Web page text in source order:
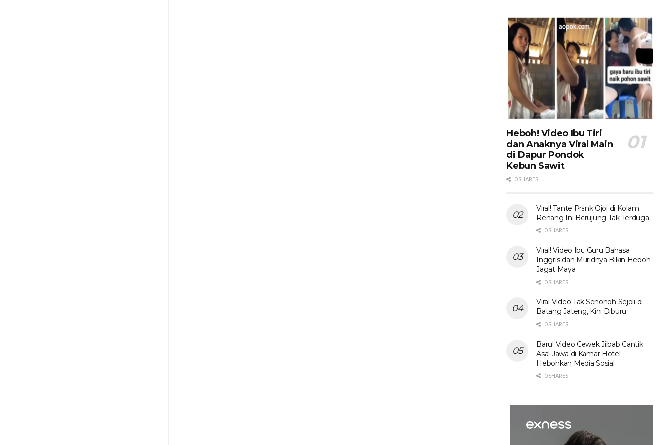
Heboh! Video Ibu Tiri
dan Anaknya Viral Main
di Dapur Pondok
Kebun Sawit
0 SHARES
Viral! Tante Prank Ojol di Kolam
Renang Ini Berujung Tak Terduga
0 SHARES
Viral! Video Ibu Guru Bahasa
Inggris dan Muridnya Bikin Heboh
Jagat Maya
0 SHARES
Viral Video Tak Senonoh Sejoli di
Batang Jateng, Kini Diburu
0 SHARES
Baru! Video Cewek Jilbab Cantik
Asal Jawa di Kamar Hotel
Hebohkan Media Sosial
0 SHARES